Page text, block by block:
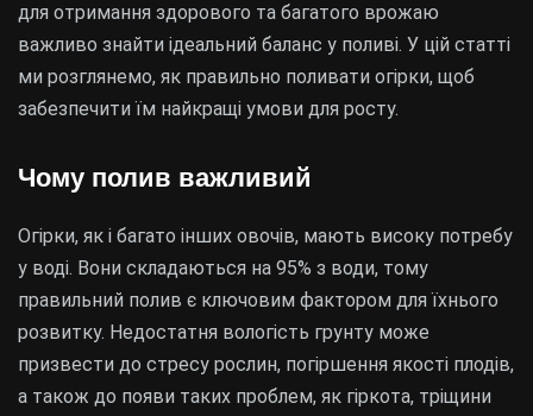
для отримання здорового та багатого врожаю
важливо знайти ідеальний баланс у поливі. У цій статті
ми розглянемо, як правильно поливати огірки, щоб
забезпечити їм найкращі умови для росту.
Чому полив важливий
Огірки, як і багато інших овочів, мають високу потребу
у воді. Вони складаються на 95% з води, тому
правильний полив є ключовим фактором для їхнього
розвитку. Недостатня вологість грунту може
призвести до стресу рослин, погіршення якості плодів,
а також до появи таких проблем, як гіркота, тріщини